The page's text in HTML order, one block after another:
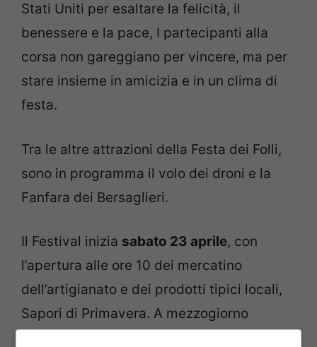
Stati Uniti per esaltare la felicità, il
benessere e la pace, I partecipanti alla
corsa non gareggiano per vincere, ma per
stare insieme in amicizia e in un clima di
festa.
Tra le altre attrazioni della Festa dei Folli,
sono in programma il volo dei droni e la
Fanfara dei Bersaglieri.
Il Festival inizia sabato 23 aprile, con
l’apertura alle ore 10 dei mercatino
dell’artigianato e dei prodotti tipici locali,
Sapori di Primavera. A mezzogiorno